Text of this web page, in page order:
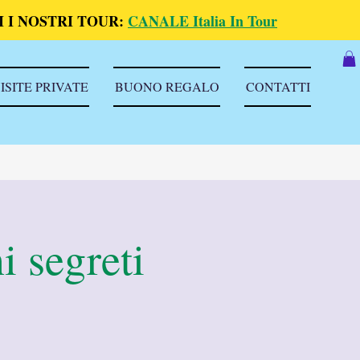
I NOSTRI TOUR: CANALE Italia In Tour
PRIVATE BUONO REGALO CONTATTI
segreti